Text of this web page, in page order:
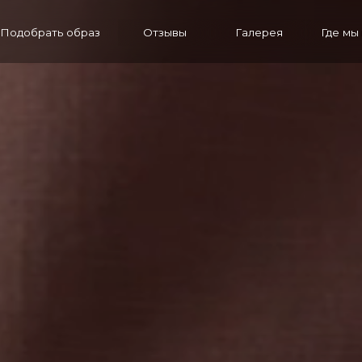
образ Отзывы Галерея Где мы находимся
образ Отзывы Галерея Где мы находимся